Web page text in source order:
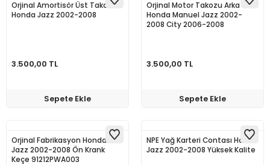
Orjinal Amortisör Üst Takoz
Honda Jazz 2002-2008
3.500,00 TL
Sepete Ekle
Orjinal Motor Takozu Arka
Honda Manuel Jazz 2002-
2008 City 2006-2008
3.500,00 TL
Sepete Ekle
Orjinal Fabrikasyon Honda
Jazz 2002-2008 Ön Krank
Keçe 91212PWA003
NPE Yağ Karteri Contası Honda
Jazz 2002-2008 Yüksek Kalite